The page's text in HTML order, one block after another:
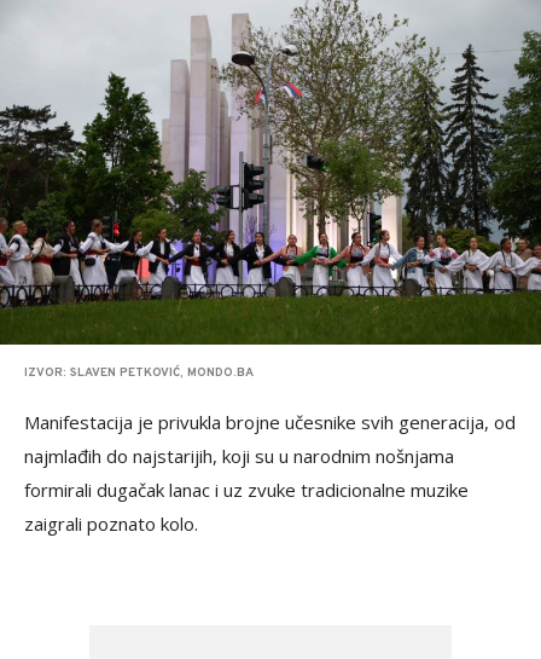
IZVOR: SLAVEN PETKOVIĆ, MONDO.BA
Manifestacija je privukla brojne učesnike svih generacija, od
najmlađih do najstarijih, koji su u narodnim nošnjama
formirali dugačak lanac i uz zvuke tradicionalne muzike
zaigrali poznato kolo.